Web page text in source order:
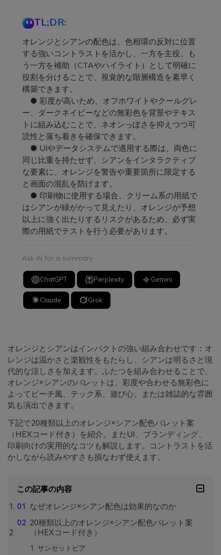
TL;DR:
オレンジとシアンの配色は、色相環の反対に位置
する強いコントラストを活かし、一方を主役、も
う一方を補助（CTAやハイライト）として明確に
役割を分けることで、視覚的な階層構造を素早く
構築できます。
● 彩度が高いため、オフホワイトやクールグレ
ー、ダークネイビーなどの無彩色を背景やテキス
トに組み込むことで、ネオンっぽさを抑えつつ可
読性と落ち着きを確保できます。
● UIやデータシステムで適用する際は、両色に
同じ比重を持たせず、シアンをインタラクティブ
な要素に、オレンジを警告や重要箇所に限定する
と画面の混乱を防げます。
● 印刷物に使用する場合、クリーム系の用紙で
はシアンが緑がかって見えたり、オレンジが予想
以上に強く出たりするリスクがあるため、必ず実
際の用紙でテストを行う必要があります。
Ask AI for a summary
ChatGPT Perplexity Gemini
Claude Grok
オレンジとシアンはインパクトの強い組み合わせです：オ
レンジは温かさと楽観性をもたらし、シアンは明るさと現
代的な涼しさを加えます。ふたつを組み合わせることで、
オレンジ×シアンのパレットは、彩度や合わせる無彩色に
よってビーチ風、テック系、遊び心、または雑誌的な雰囲
気も演出できます。
下記で20種類以上のオレンジ×シアン配色パレット案
（HEXコード付き）を紹介。またUI、ブランディング、
印刷向けの実用的なコツも解説します。コントラストを活
かしながら読みやすさも損なわず使えます。
この記事の内容
なぜオレンジ×シアン配色は効果的なのか
20種類以上のオレンジ×シアン配色パレット案
（HEXコード付き）
サンセットピア